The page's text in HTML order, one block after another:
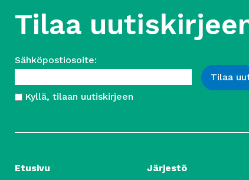
Tilaa
Sähköpostiosoite:
Kyllä, tilaan uutiskirjeen
Etusivu Järjestö